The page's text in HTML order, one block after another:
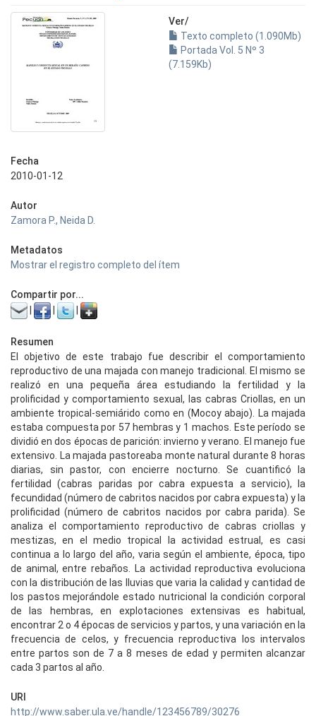
Ver/
Texto completo (1.090Mb)
Portada Vol. 5 Nº 3
(7.159Kb)
Fecha
2010-01-12
Autor
Zamora P., Neida D.
Metadatos
Mostrar el registro completo del ítem
Compartir por...
Resumen
El objetivo de este trabajo fue describir el comportamiento
reproductivo de una majada con manejo tradicional. El mismo se
realizó en una pequeña área estudiando la fertilidad y la
prolificidad y comportamiento sexual, las cabras Criollas, en un
ambiente tropical-semiárido como en (Mocoy abajo). La majada
estaba compuesta por 57 hembras y 1 machos. Este período se
dividió en dos épocas de parición: invierno y verano. El manejo fue
extensivo. La majada pastoreaba monte natural durante 8 horas
diarias, sin pastor, con encierre nocturno. Se cuantificó la
fertilidad (cabras paridas por cabra expuesta a servicio), la
fecundidad (número de cabritos nacidos por cabra expuesta) y la
prolificidad (número de cabritos nacidos por cabra parida). Se
analiza el comportamiento reproductivo de cabras criollas y
mestizas, en el medio tropical la actividad estrual, es casi
continua a lo largo del año, varia según el ambiente, época, tipo
de animal, entre rebaños. La actividad reproductiva evoluciona
con la distribución de las lluvias que varia la calidad y cantidad de
los pastos mejorándole estado nutricional la condición corporal
de las hembras, en explotaciones extensivas es habitual,
encontrar 2 o 4 épocas de servicios y partos, y una variación en la
frecuencia de celos, y frecuencia reproductiva los intervalos
entre partos son de 7 a 8 meses de edad y permiten alcanzar
cada 3 partos al año.
URI
http://www.saber.ula.ve/handle/123456789/30276